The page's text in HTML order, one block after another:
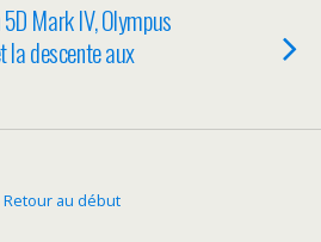
Mark IV, Olympus
la descente aux
Retour au début